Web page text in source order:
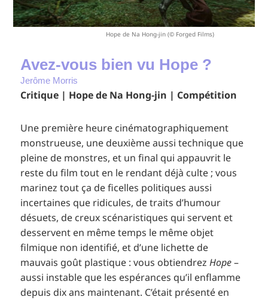
Hope de Na Hong-jin (© Forged Films)
Avez-vous bien vu Hope ?
Jerôme Morris
Critique | Hope de Na Hong-jin | Compétition
Une première heure cinématographiquement
monstrueuse, une deuxième aussi technique que
pleine de monstres, et un final qui appauvrit le
reste du film tout en le rendant déjà culte ; vous
marinez tout ça de ficelles politiques aussi
incertaines que ridicules, de traits d’humour
désuets, de creux scénaristiques qui servent et
desservent en même temps le même objet
filmique non identifié, et d’une lichette de
mauvais goût plastique : vous obtiendrezHope–
aussi instable que les espérances qu’il enflamme
depuis dix ans maintenant. C’était présenté en